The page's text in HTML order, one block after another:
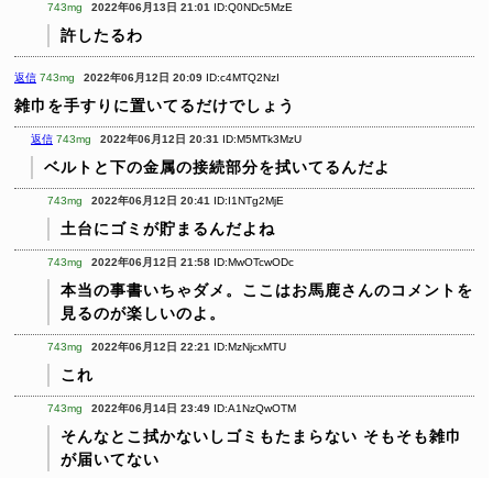
743mg 2022年06月13日 21:01 ID:Q0NDc5MzE
許したるわ
返信 743mg 2022年06月12日 20:09 ID:c4MTQ2NzI
雑巾を手すりに置いてるだけでしょう
返信 743mg 2022年06月12日 20:31 ID:M5MTk3MzU
ベルトと下の金属の接続部分を拭いてるんだよ
743mg 2022年06月12日 20:41 ID:I1NTg2MjE
土台にゴミが貯まるんだよね
743mg 2022年06月12日 21:58 ID:MwOTcwODc
本当の事書いちゃダメ。ここはお馬鹿さんのコメントを
見るのが楽しいのよ。
743mg 2022年06月12日 22:21 ID:MzNjcxMTU
これ
743mg 2022年06月14日 23:49 ID:A1NzQwOTM
そんなとこ拭かないしゴミもたまらない そもそも雑巾
が届いてない